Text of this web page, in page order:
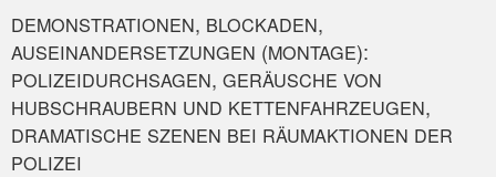
DEMONSTRATIONEN, BLOCKADEN,
AUSEINANDERSETZUNGEN (MONTAGE):
POLIZEIDURCHSAGEN, GERÄUSCHE VON
HUBSCHRAUBERN UND KETTENFAHRZEUGEN,
DRAMATISCHE SZENEN BEI RÄUMAKTIONEN DER
POLIZEI